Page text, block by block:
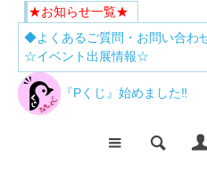
★お知らせ一覧★
◆よくあるご質問・お問い合わ
☆イベント出展情報☆
『Pくじ』始めました‼